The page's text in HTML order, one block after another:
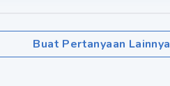
Buat Pertanyaan Lainnya